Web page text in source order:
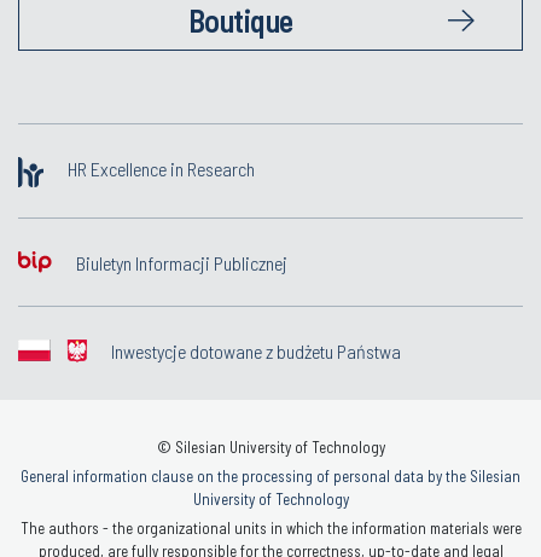
Boutique
HR Excellence in Research
Biuletyn Informacji Publicznej
Inwestycje dotowane z budżetu Państwa
© Silesian University of Technology
General information clause on the processing of personal data by the Silesian
University of Technology
The authors - the organizational units in which the information materials were
produced, are fully responsible for the correctness, up-to-date and legal